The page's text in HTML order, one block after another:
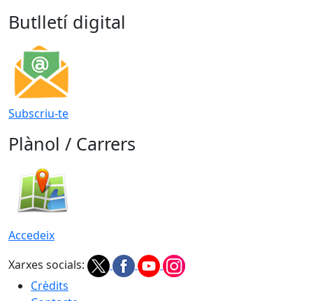
Butlletí digital
Subscriu-te
Plànol / Carrers
Accedeix
Xarxes socials:
Crèdits